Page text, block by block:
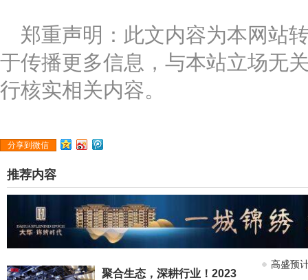
郑重声明：此文内容为本网站
于传播更多信息，与本站立场无
行核实相关内容。
分享到微信
推荐内容
聚合生态，深耕行业！2023
高盛预